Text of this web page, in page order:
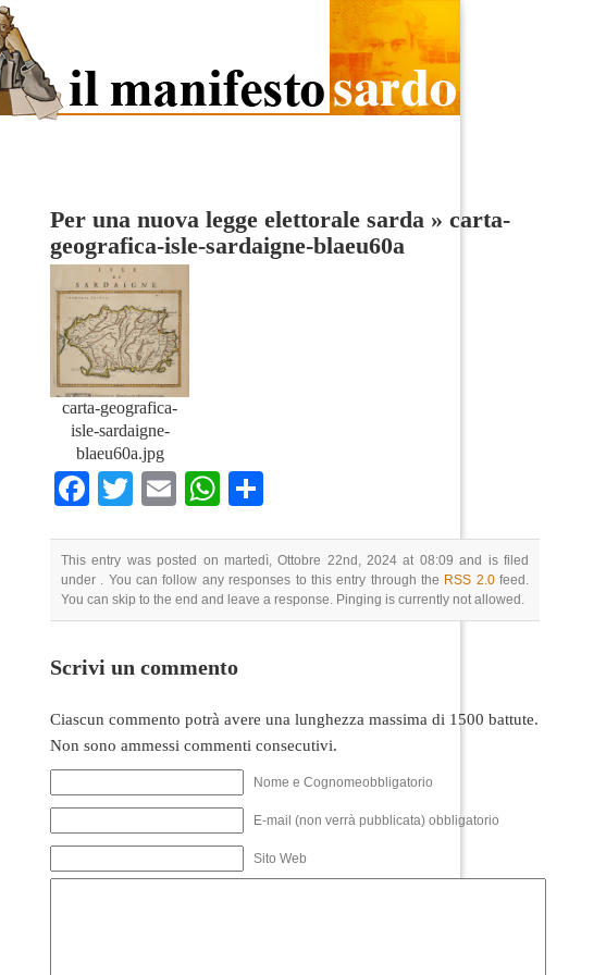
Per una nuova legge elettorale sarda » carta-
geografica-isle-sardaigne-blaeu60a
carta-geografica-
isle-sardaigne-
blaeu60a.jpg
Facebook
TwitterEmailWhatsApp
This entry was posted on martedì, Ottobre 22nd, 2024 at 08:09 and is filed
under . You can follow any responses to this entry through the RSS 2.0feed.
You can skip to the end and leave a response. Pinging is currently not allowed.
Scrivi un commento
Ciascun commento potrà avere una lunghezza massima di 1500 battute.
Non sono ammessi commenti consecutivi.
Nome e Cognomeobbligatorio
E-mail (non verrà pubblicata) obbligatorio
Sito Web